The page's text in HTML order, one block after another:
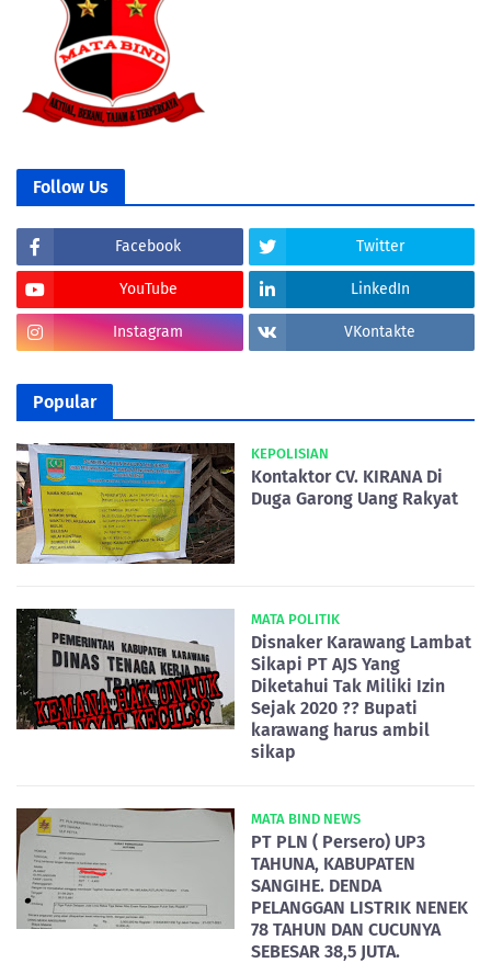
Follow Us
Facebook Twitter
YouTube LinkedIn
Instagram VKontakte
Popular
KEPOLISIAN
Kontaktor CV. KIRANA Di
Duga Garong Uang Rakyat
MATA POLITIK
Disnaker Karawang Lambat
Sikapi PT AJS Yang
Diketahui Tak Miliki Izin
Sejak 2020 ?? Bupati
karawang harus ambil
sikap
MATA BIND NEWS
PT PLN ( Persero) UP3
TAHUNA, KABUPATEN
SANGIHE. DENDA
PELANGGAN LISTRIK NENEK
78 TAHUN DAN CUCUNYA
SEBESAR 38,5 JUTA.